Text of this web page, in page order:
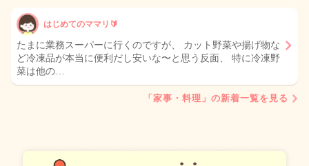
はじめてのママリ🔰
たまに業務スーパーに行くのですが、 カット野菜や揚げ物な
ど冷凍品が本当に便利だし安いな〜と思う反面、 特に冷凍野
菜は他の…
「家事・料理」の新着一覧を見る